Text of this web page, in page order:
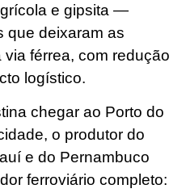
e gipsita —
que deixaram as
férrea, com redução
logístico.
chegar ao Porto do
o produtor do
e do Pernambuco
ferroviário completo: